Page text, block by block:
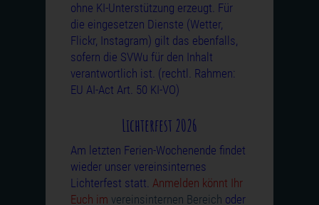
ohne KI-Unterstützung erzeugt. Für
die eingesetzen Dienste (Wetter,
Flickr, Instagram) gilt das ebenfalls,
sofern die SVWu für den Inhalt
verantwortlich ist. (rechtl. Rahmen:
EU AI-Act Art. 50 KI-VO)
Lichterfest 2026
Am letzten Ferien-Wochenende findet
wieder unser vereinsinternes
Lichterfest statt. Anmelden könnt Ihr
Euch im vereinsinternen Bereich oder